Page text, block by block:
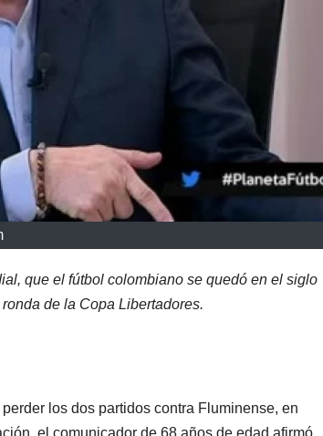
que el fútbol colombiano se quedó en el siglo
de la Copa Libertadores.
los dos partidos contra Fluminense, en